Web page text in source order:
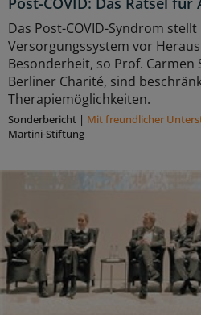
Das Post-COVID-Syndrom
Versorgungssystem vor
Besonderheit, so Prof.
Berliner Charité, sind
Therapiemöglichkeiten.
Sonderbericht | Mit freundlicher
Martini-Stiftung